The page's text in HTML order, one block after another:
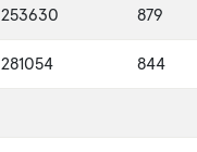
253630 879
281054 844